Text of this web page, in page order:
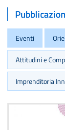
Eventi
Attitudini e
Imprenditoria